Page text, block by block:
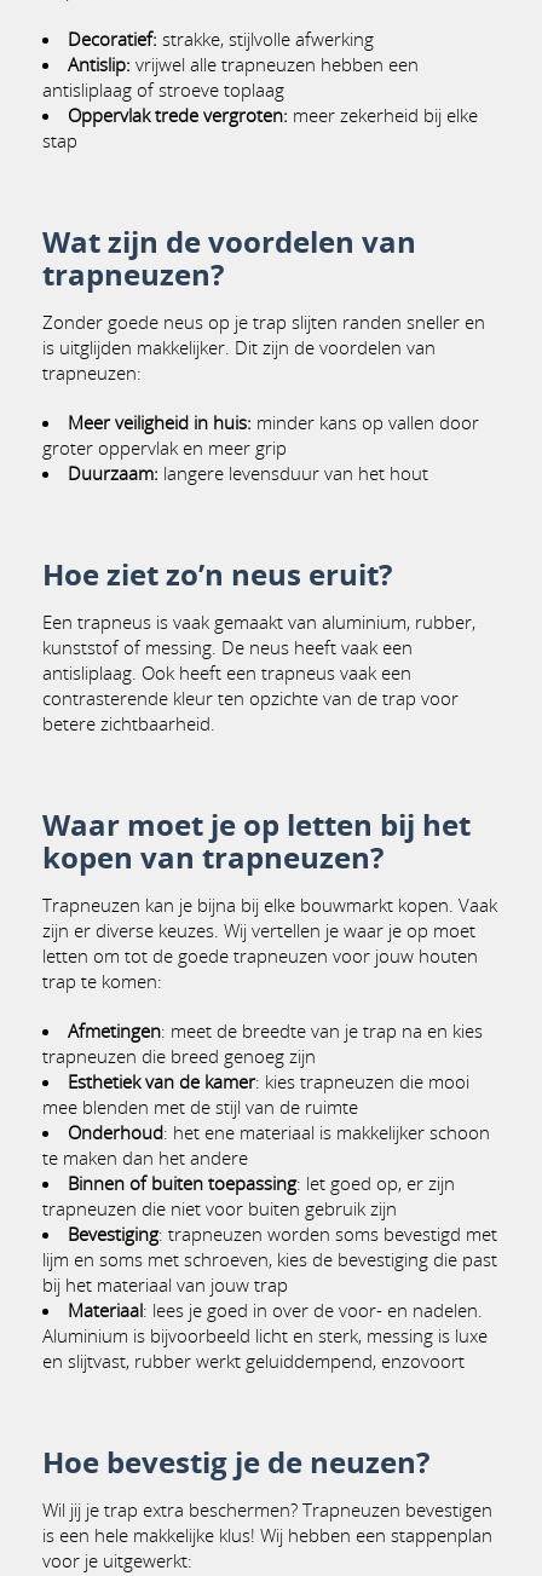
Decoratief: strakke, stijlvolle afwerking
Antislip: vrijwel alle trapneuzen hebben een
antisliplaag of stroeve toplaag
Oppervlak trede vergroten: meer zekerheid bij elke
stap
Wat zijn de voordelen van
trapneuzen?
Zonder goede neus op je trap slijten randen sneller en
is uitglijden makkelijker. Dit zijn de voordelen van
trapneuzen:
Meer veiligheid in huis: minder kans op vallen door
groter oppervlak en meer grip
Duurzaam: langere levensduur van het hout
Hoe ziet zo’n neus eruit?
Een trapneus is vaak gemaakt van aluminium, rubber,
kunststof of messing. De neus heeft vaak een
antisliplaag. Ook heeft een trapneus vaak een
contrasterende kleur ten opzichte van de trap voor
betere zichtbaarheid.
Waar moet je op letten bij het
kopen van trapneuzen?
Trapneuzen kan je bijna bij elke bouwmarkt kopen. Vaak
zijn er diverse keuzes. Wij vertellen je waar je op moet
letten om tot de goede trapneuzen voor jouw houten
trap te komen:
Afmetingen: meet de breedte van je trap na en kies
trapneuzen die breed genoeg zijn
Esthetiek van de kamer: kies trapneuzen die mooi
mee blenden met de stijl van de ruimte
Onderhoud: het ene materiaal is makkelijker schoon
te maken dan het andere
Binnen of buiten toepassing: let goed op, er zijn
trapneuzen die niet voor buiten gebruik zijn
Bevestiging: trapneuzen worden soms bevestigd met
lijm en soms met schroeven, kies de bevestiging die past
bij het materiaal van jouw trap
Materiaal: lees je goed in over de voor- en nadelen.
Aluminium is bijvoorbeeld licht en sterk, messing is luxe
en slijtvast, rubber werkt geluiddempend, enzovoort
Hoe bevestig je de neuzen?
Wil jij je trap extra beschermen? Trapneuzen bevestigen
is een hele makkelijke klus! Wij hebben een stappenplan
voor je uitgewerkt: